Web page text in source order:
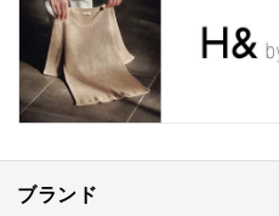
ブランド